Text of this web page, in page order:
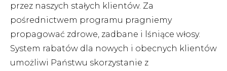
przez naszych stałych klientów. Za
pośrednictwem programu pragniemy
propagować zdrowe, zadbane i lśniące włosy.
System rabatów dla nowych i obecnych klientów
umożliwi Państwu skorzystanie z